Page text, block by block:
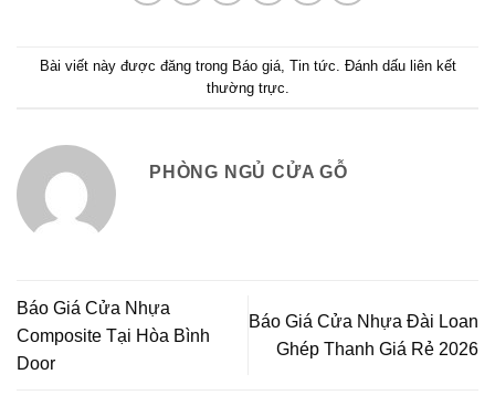
Bài viết này được đăng trong Báo giá, Tin tức . Đánh dấu liên kết
thường trực
PHÒNG NGỦ CỬA GỖ
Báo Giá Cửa Nhựa
Composite Tại Hòa Bình
Door
Báo Giá Cửa Nhựa Đài Loan
Ghép Thanh Giá Rẻ 2026